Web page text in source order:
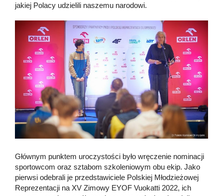
jakiej Polacy udzielili naszemu narodowi.
Głównym punktem uroczystości było wręczenie nominacji
sportowcom oraz sztabom szkoleniowym obu ekip. Jako
pierwsi odebrali je przedstawiciele Polskiej Młodzieżowej
Reprezentacji na XV Zimowy EYOF Vuokatti 2022, ich